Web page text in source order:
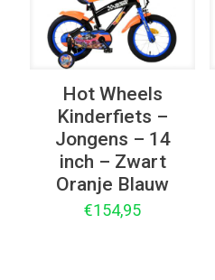
Hot Wheels
Kinderfiets –
Jongens – 14
inch – Zwart
Oranje Blauw
€154,95